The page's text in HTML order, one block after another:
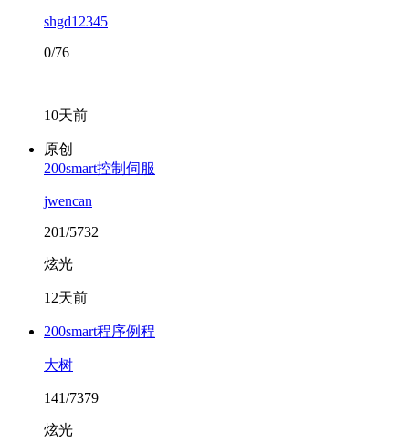
shgd12345
0/76
10天前
原创
200smart控制伺服
jwencan
201/5732
炫光
12天前
200smart程序例程
大树
141/7379
炫光